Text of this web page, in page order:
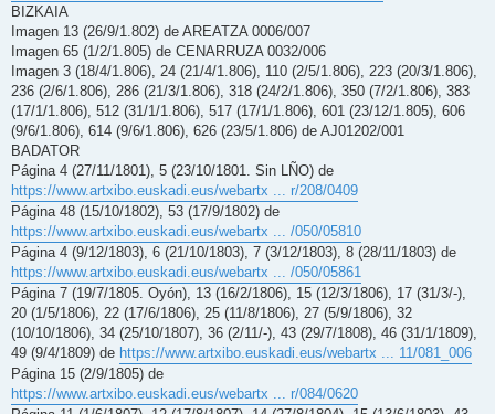
BIZKAIA
Imagen 13 (26/9/1.802) de AREATZA 0006/007
Imagen 65 (1/2/1.805) de CENARRUZA 0032/006
Imagen 3 (18/4/1.806), 24 (21/4/1.806), 110 (2/5/1.806), 223 (20/3/1.806),
236 (2/6/1.806), 286 (21/3/1.806), 318 (24/2/1.806), 350 (7/2/1.806), 383
(17/1/1.806), 512 (31/1/1.806), 517 (17/1/1.806), 601 (23/12/1.805), 606
(9/6/1.806), 614 (9/6/1.806), 626 (23/5/1.806) de AJ01202/001
BADATOR
Página 4 (27/11/1801), 5 (23/10/1801. Sin LÑO) de
https://www.artxibo.euskadi.eus/webartx ... r/208/0409
Página 48 (15/10/1802), 53 (17/9/1802) de
https://www.artxibo.euskadi.eus/webartx ... /050/05810
Página 4 (9/12/1803), 6 (21/10/1803), 7 (3/12/1803), 8 (28/11/1803) de
https://www.artxibo.euskadi.eus/webartx ... /050/05861
Página 7 (19/7/1805. Oyón), 13 (16/2/1806), 15 (12/3/1806), 17 (31/3/-),
20 (1/5/1806), 22 (17/6/1806), 25 (11/8/1806), 27 (5/9/1806), 32
(10/10/1806), 34 (25/10/1807), 36 (2/11/-), 43 (29/7/1808), 46 (31/1/1809),
49 (9/4/1809) de https://www.artxibo.euskadi.eus/webartx ... 11/081_006
Página 15 (2/9/1805) de
https://www.artxibo.euskadi.eus/webartx ... r/084/0620